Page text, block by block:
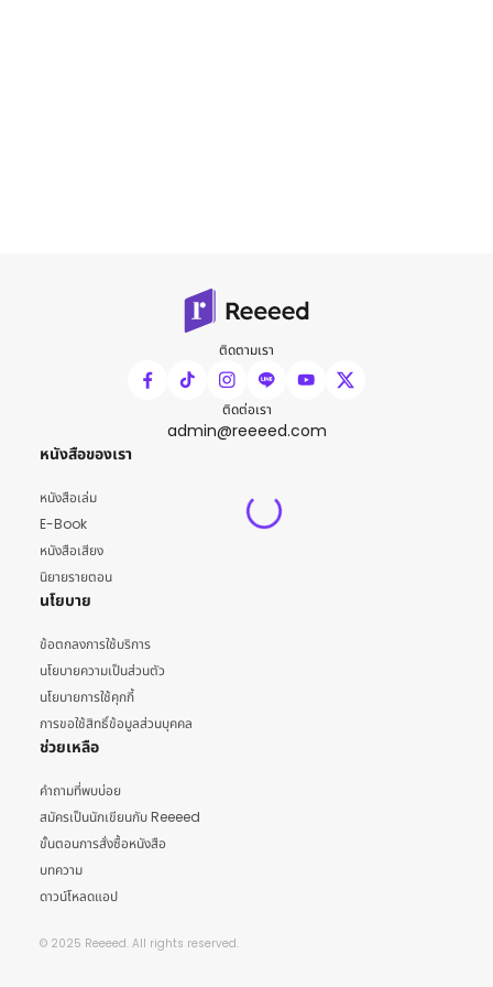
ติดตามเรา
ติดต่อเรา
admin@reeeed.com
หนังสือของเรา
หนังสือเล่ม
E-Book
หนังสือเสียง
นิยายรายตอน
นโยบาย
ข้อตกลงการใช้บริการ
นโยบายความเป็นส่วนตัว
นโยบายการใช้คุกกี้
การขอใช้สิทธิ์ข้อมูลส่วนบุคคล
ช่วยเหลือ
คำถามที่พบบ่อย
สมัครเป็นนักเขียนกับ Reeeed
ขั้นตอนการสั่งซื้อหนังสือ
บทความ
ดาวน์โหลดแอป
© 2025 Reeeed. All rights reserved.